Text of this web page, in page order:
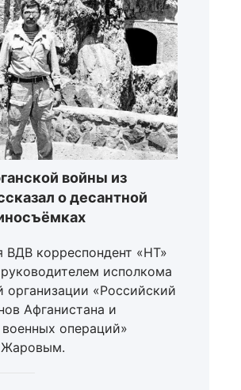
войны из
о десантной
ВДВ корреспондент «НТ»
исполкома
организации «Российский
Афганистана и
операций»